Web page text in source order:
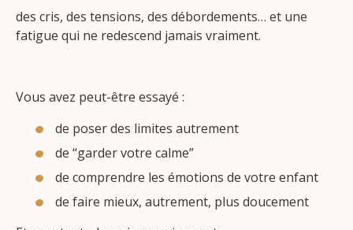
des cris, des tensions, des débordements… et une
fatigue qui ne redescend jamais vraiment.
Vous avez peut-être essayé :
de poser des limites autrement
de “garder votre calme”
de comprendre les émotions de votre enfant
de faire mieux, autrement, plus doucement